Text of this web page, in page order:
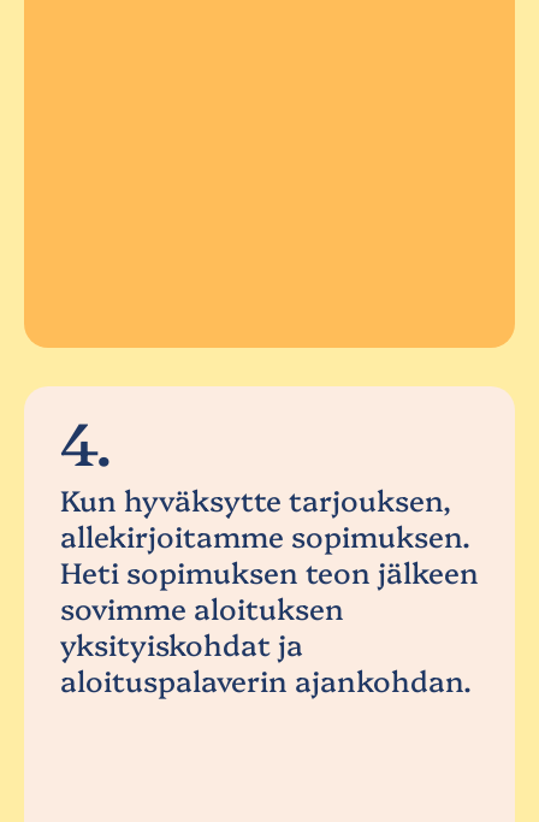
4.
Kun hyväksytte tarjouksen,
allekirjoitamme sopimuksen.
Heti sopimuksen teon jälkeen
sovimme aloituksen
yksityiskohdat ja
aloituspalaverin ajankohdan.